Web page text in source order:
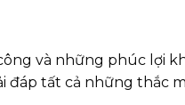
và những phúc lợi
tất cả những thắc